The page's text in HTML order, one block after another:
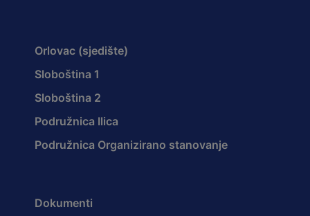
Orlovac (sjedište)
Sloboština 1
Sloboština 2
Podružnica Ilica
Podružnica Organizirano stanovanje
Dokumenti